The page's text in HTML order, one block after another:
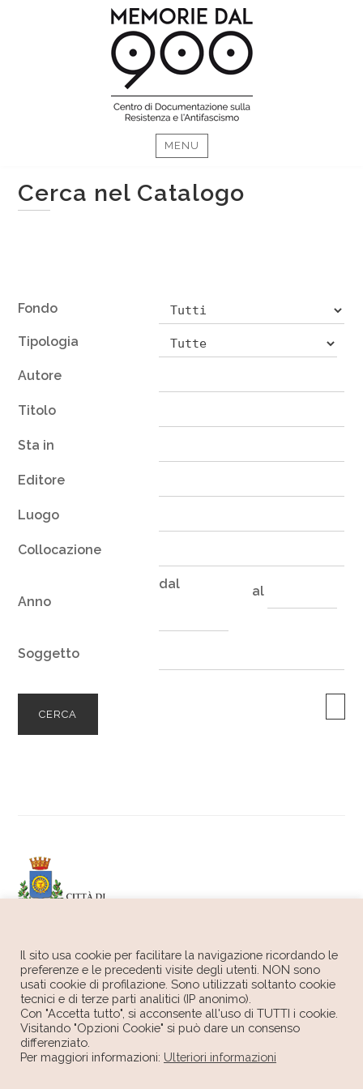
MENU
Cerca nel Catalogo
Fondo
Tipologia
Autore
Titolo
Sta in
Editore
Luogo
Collocazione
Anno
dal al
Soggetto
CERCA
Il sito usa cookie per facilitare la navigazione ricordando le
preferenze e le precedenti visite degli utenti. NON sono
usati cookie di profilazione. Sono utilizzati soltanto cookie
tecnici e di terze parti analitici (IP anonimo).
Con "Accetta tutto", si acconsente all'uso di TUTTI i cookie.
Visitando "Opzioni Cookie" si può dare un consenso
differenziato.
Per maggiori informazioni: Ulteriori informazioni